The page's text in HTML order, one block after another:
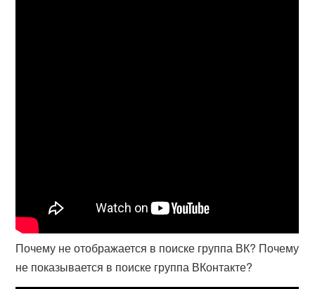
Почему не отображается в поиске группа ВК? Почему
не показывается в поиске группа ВКонтакте?